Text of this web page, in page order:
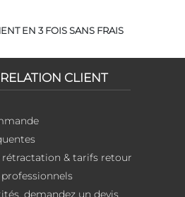
EN 3 FOIS SANS FRAIS
CLIENT
& tarifs retour
demandez un devis